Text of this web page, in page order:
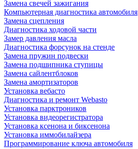
Замена свечей зажигания
Компьютерная диагностика автомобиля
Замена сцепления
Диагностика ходовой части
Замер давления масла
Диагностика форсунок на стенде
Замена пружин подвески
Замена подшипника ступицы
Замена сайлентблоков
Замена амортизаторов
Установка вебасто
Диагностика и ремонт Webasto
Установка парктроников
Установка видеорегистратора
Установка ксенона и биксенона
Установка иммобилайзера
Программирование ключа автомобиля